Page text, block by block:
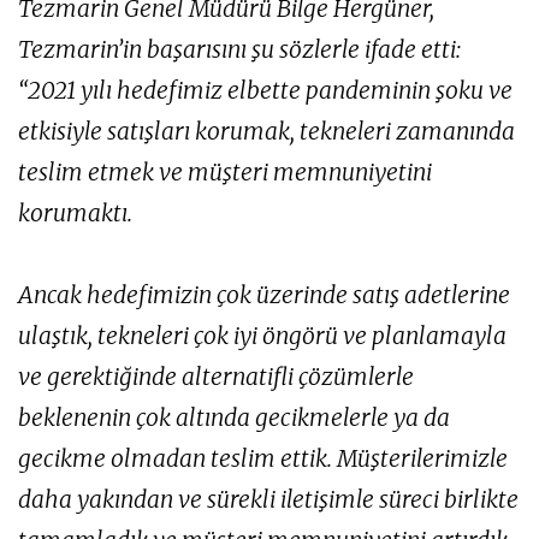
Tezmarin Genel Müdürü Bilge Hergüner,
Tezmarin’in başarısını şu sözlerle ifade etti:
“2021 yılı hedefimiz elbette pandeminin şoku ve
etkisiyle satışları korumak, tekneleri zamanında
teslim etmek ve müşteri memnuniyetini
korumaktı.
Ancak hedefimizin çok üzerinde satış adetlerine
ulaştık, tekneleri çok iyi öngörü ve planlamayla
ve gerektiğinde alternatifli çözümlerle
beklenenin çok altında gecikmelerle ya da
gecikme olmadan teslim ettik. Müşterilerimizle
daha yakından ve sürekli iletişimle süreci birlikte